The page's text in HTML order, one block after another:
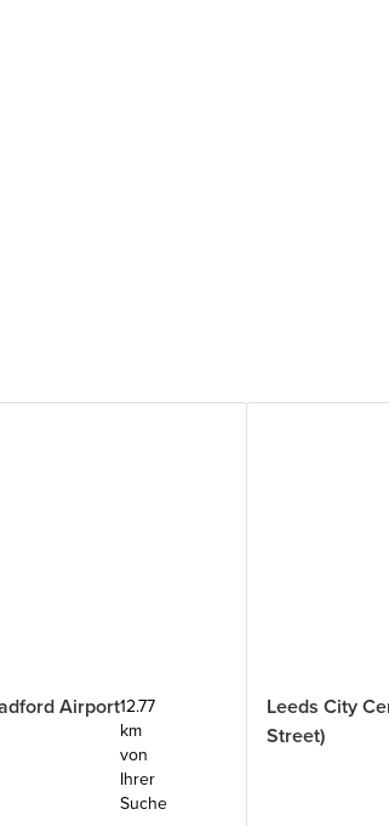
Airport12.77
km
von
Ihrer
Suche
Leeds City
Street)